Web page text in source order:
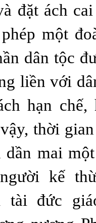
đặt ách
một
dân tộc
liền với
hạn
thời
dần mai
kế
tài đức